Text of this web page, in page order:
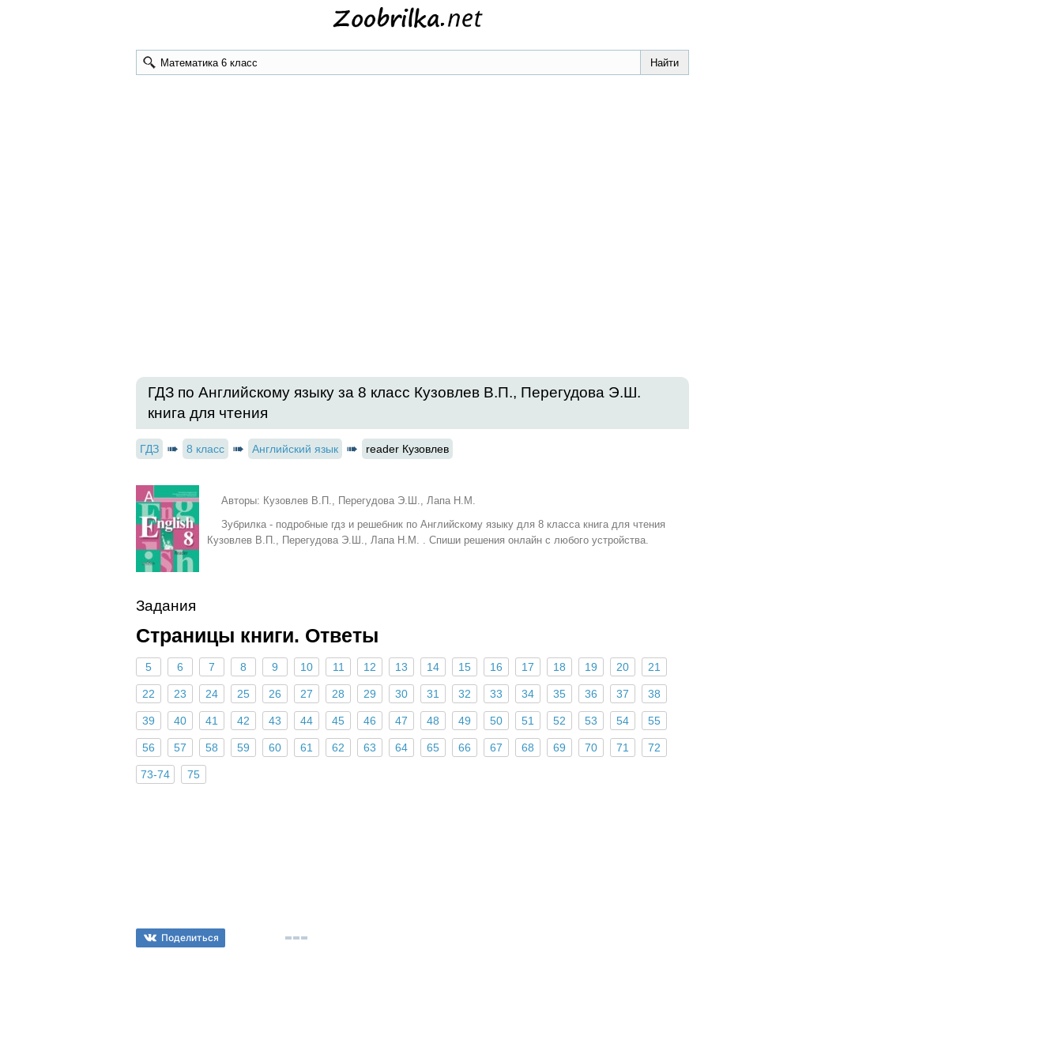
ГДЗ по Английскому языку за 8 класс Кузовлев В.П., Перегудова Э.Ш.
книга для чтения
ГДЗ 8 класс Английский язык reader Кузовлев
Авторы: Кузовлев В.П., Перегудова Э.Ш., Лапа Н.М.
Зубрилка - подробные гдз и решебник по Английскому языку для 8 класса книга для чтения
Кузовлев В.П., Перегудова Э.Ш., Лапа Н.М. . Спиши решения онлайн с любого устройства.
Задания
Страницы книги. Ответы
5 6 7 8 9 10 11 12 13 14 15 16 17 18 19 20 21
22 23 24 25 26 27 28 29 30 31 32 33 34 35 36 37 38
39 40 41 42 43 44 45 46 47 48 49 50 51 52 53 54 55
56 57 58 59 60 61 62 63 64 65 66 67 68 69 70 71 72
73-74 75
Поделиться